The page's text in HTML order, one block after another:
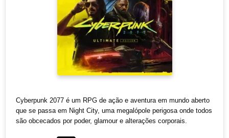
Cyberpunk 2077 é um RPG de ação e aventura em mundo aberto
que se passa em Night City, uma megalópole perigosa onde todos
são obcecados por poder, glamour e alterações corporais.